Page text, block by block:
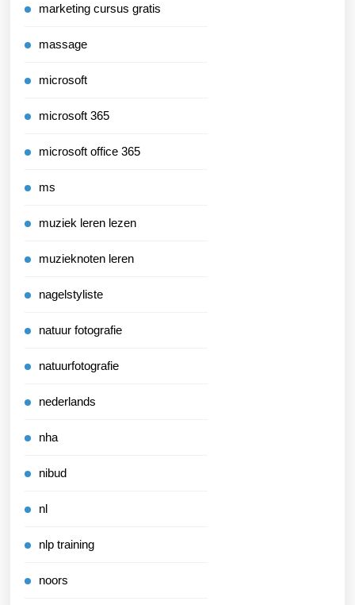
marketing cursus gratis
massage
microsoft
microsoft 365
microsoft office 365
ms
muziek leren lezen
muzieknoten leren
nagelstyliste
natuur fotografie
natuurfotografie
nederlands
nha
nibud
nl
nlp training
noors